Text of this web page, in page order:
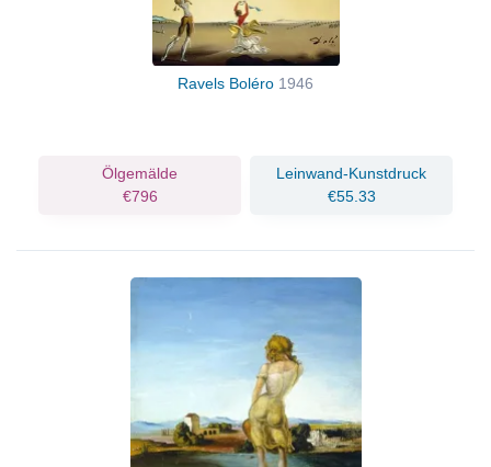
Ravels Boléro 1946
Ölgemälde
€796
Leinwand-Kunstdruck
€55.33